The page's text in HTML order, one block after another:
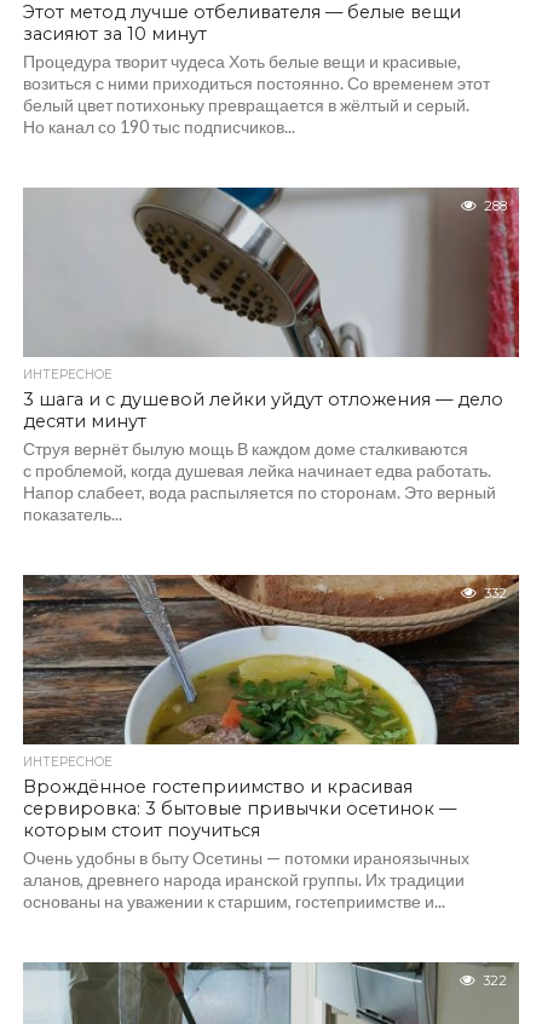
Этот метод лучше отбеливателя — белые вещи
засияют за 10 минут
Процедура творит чудеса Хоть белые вещи и красивые,
возиться с ними приходиться постоянно. Со временем этот
белый цвет потихоньку превращается в жёлтый и серый.
Но канал со 190 тыс подписчиков...
288
ИНТЕРЕСНОЕ
3 шага и с душевой лейки уйдут отложения — дело
десяти минут
Струя вернёт былую мощь В каждом доме сталкиваются
с проблемой, когда душевая лейка начинает едва работать.
Напор слабеет, вода распыляется по сторонам. Это верный
показатель...
332
ИНТЕРЕСНОЕ
Врождённое гостеприимство и красивая
сервировка: 3 бытовые привычки осетинок —
которым стоит поучиться
Очень удобны в быту Осетины — потомки ираноязычных
аланов, древнего народа иранской группы. Их традиции
основаны на уважении к старшим, гостеприимстве и...
322